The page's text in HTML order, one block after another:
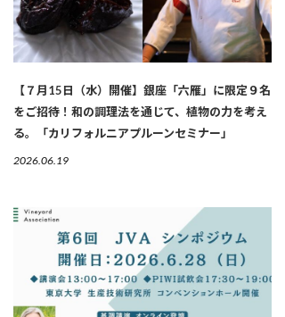
【７月15日（水）開催】銀座「六雁」に限定９名
をご招待！和の調理法を通じて、植物の力を考え
る。「カリフォルニアプルーンセミナー」
2026.06.19